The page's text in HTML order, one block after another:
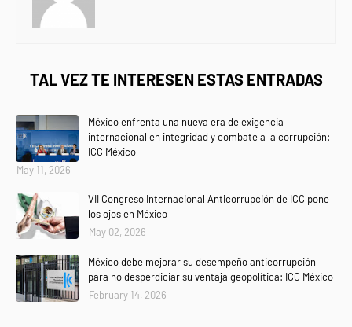
TAL VEZ TE INTERESEN ESTAS ENTRADAS
México enfrenta una nueva era de exigencia
internacional en integridad y combate a la corrupción:
ICC México
May 11, 2026
VII Congreso Internacional Anticorrupción de ICC pone
los ojos en México
May 02, 2026
México debe mejorar su desempeño anticorrupción
para no desperdiciar su ventaja geopolítica: ICC México
February 14, 2026